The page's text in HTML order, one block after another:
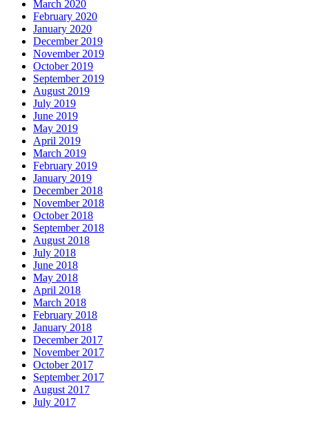
March 2020
February 2020
January 2020
December 2019
November 2019
October 2019
September 2019
August 2019
July 2019
June 2019
May 2019
April 2019
March 2019
February 2019
January 2019
December 2018
November 2018
October 2018
September 2018
August 2018
July 2018
June 2018
May 2018
April 2018
March 2018
February 2018
January 2018
December 2017
November 2017
October 2017
September 2017
August 2017
July 2017